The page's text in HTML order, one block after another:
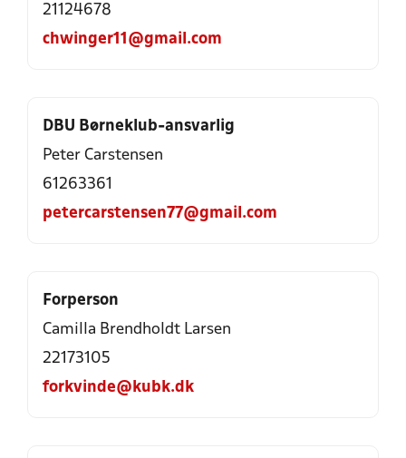
21124678
chwinger11@gmail.com
DBU Børneklub-ansvarlig
Peter Carstensen
61263361
petercarstensen77@gmail.com
Forperson
Camilla Brendholdt Larsen
22173105
forkvinde@kubk.dk